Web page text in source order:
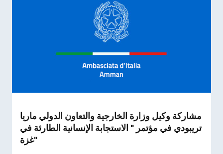
مشاركة وكيل وزارة الخارجية والتعاون الدولي ماريا
تريبودي في مؤتمر " الاستجابة الإنسانية الطارئة في
غزة"